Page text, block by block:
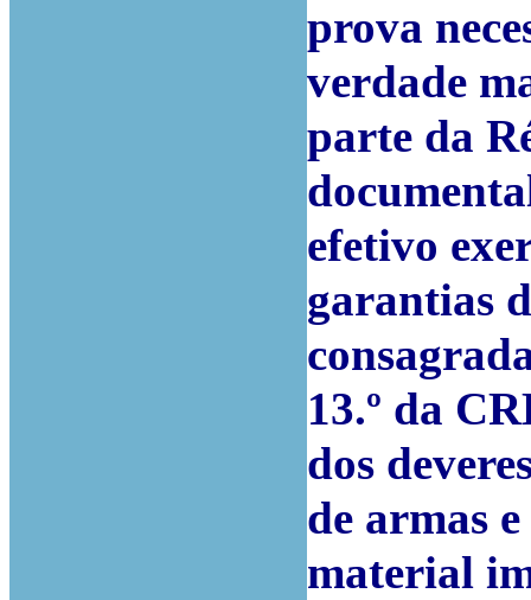
prova
verdade
parte da
efetivo
garantias
13.º da
dos
de armas
material